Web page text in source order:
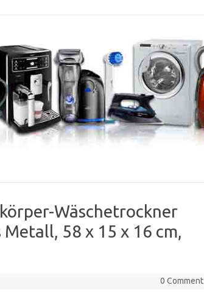
Wäschetrockner
58 x 15 x 16 cm,
0 Comment